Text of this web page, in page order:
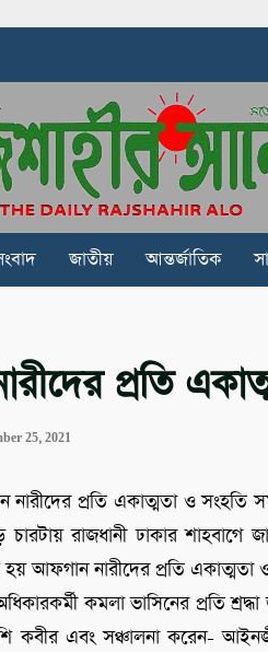
জাতীয় আন্তর্জাতিক
প্রতি
25, 2021
প্রতি একাত্মতা ও সংহতি
চারটায় রাজধানী ঢাকার
আফগান নারীদের প্রতি একাত্মতা ও
কমলা ভাসিনের প্রতি
কবীর এবং সঞ্চালনা করেন-